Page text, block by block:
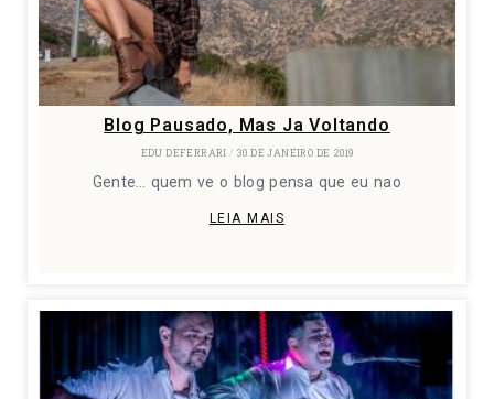
Blog Pausado, Mas Ja Voltando
EDU DEFERRARI 30 DE JANEIRO DE 2019
Gente… quem ve o blog pensa que eu nao
LEIA MAIS